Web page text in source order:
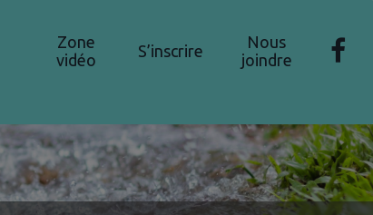
Zone
vidéo
S’inscrire
Nous
joindre